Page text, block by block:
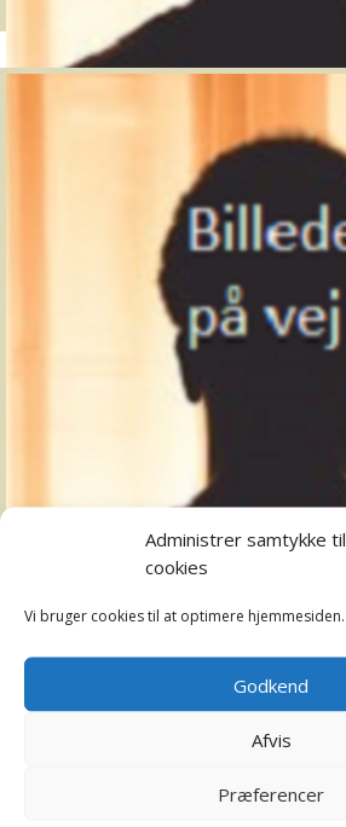
Administrer samtykke til
cookies
Vi bruger cookies til at optimere hjemmesiden.
Godkend
Afvis
Præferencer
Madkulturen